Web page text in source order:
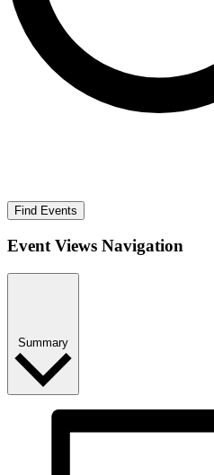
Find Events
Event Views Navigation
Summary